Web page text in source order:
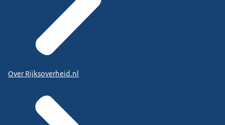
Over Rijksoverheid.nl